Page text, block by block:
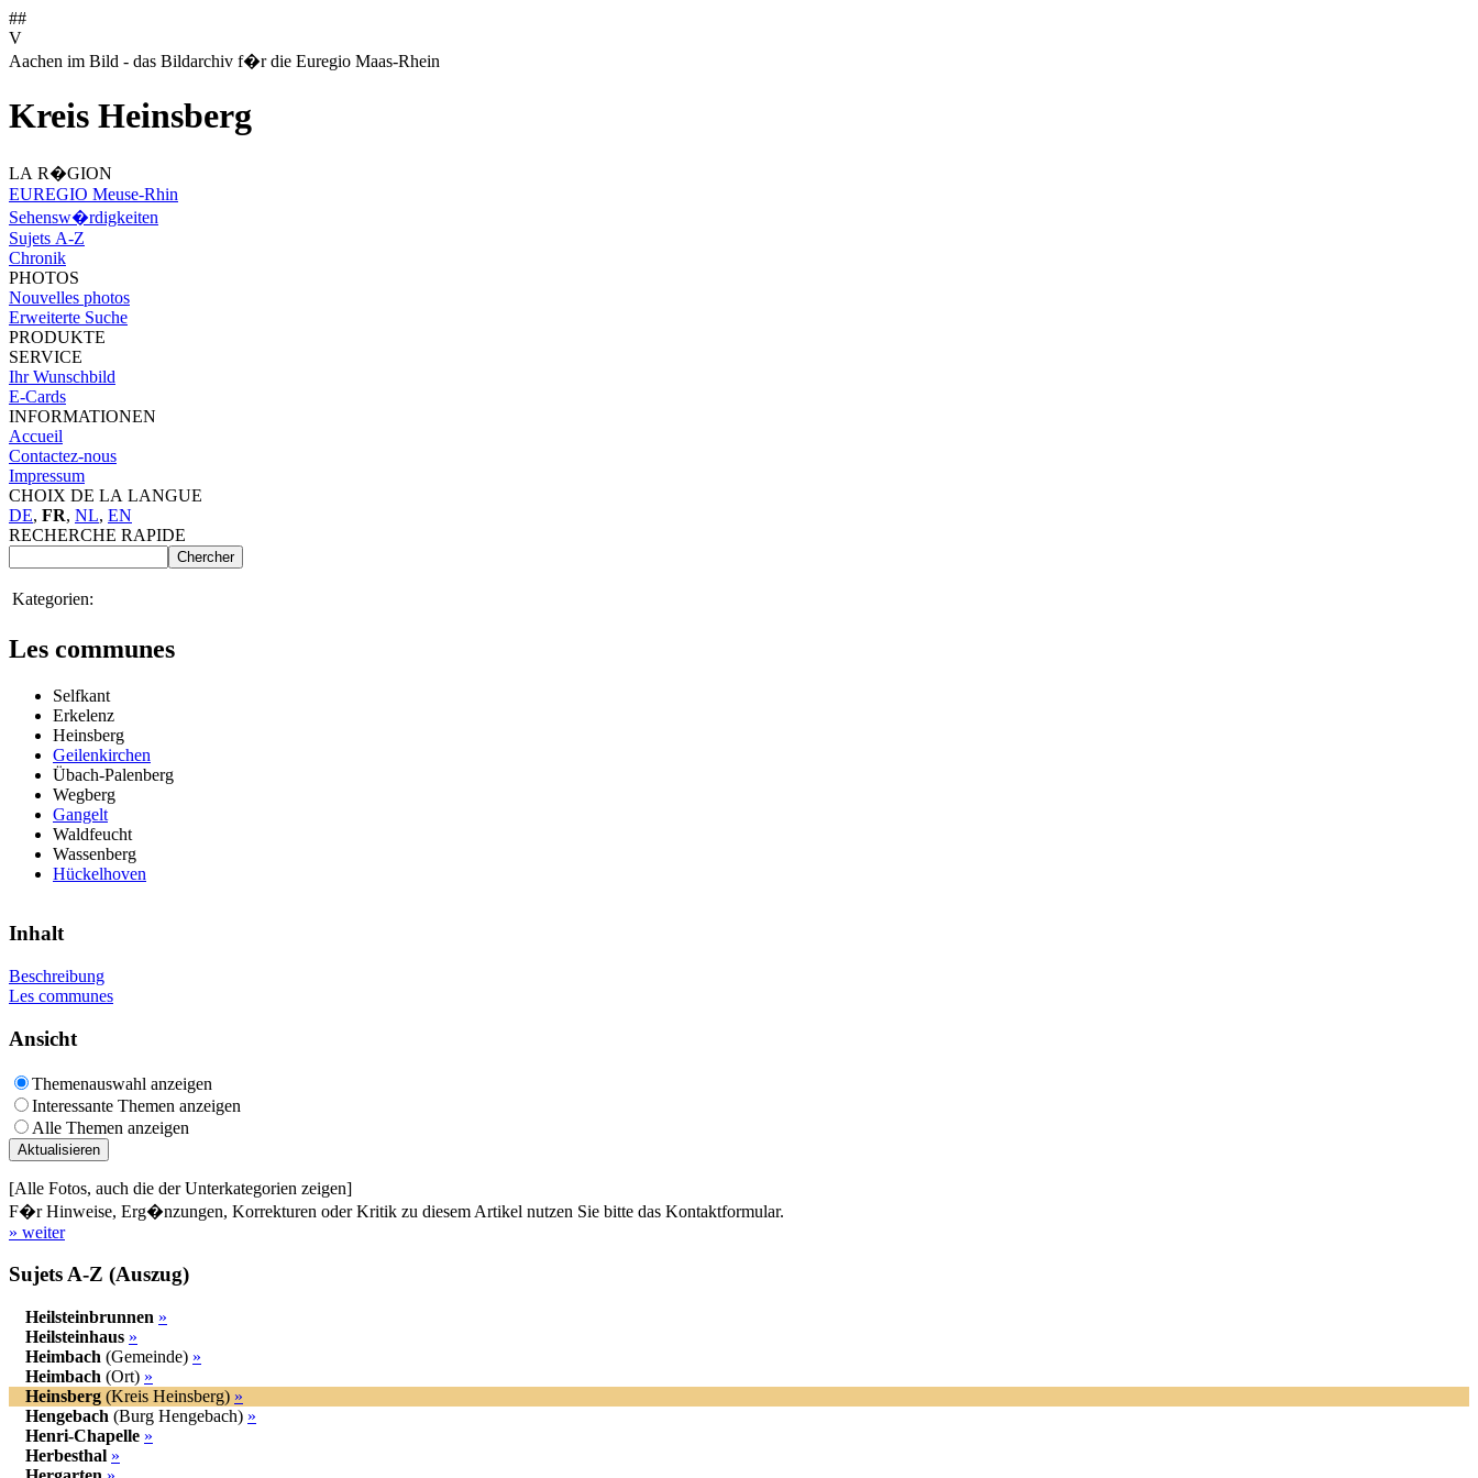
##
V
Aachen im Bild - das Bildarchiv f�r die Euregio Maas-Rhein
Kreis Heinsberg
LA R�GION
EUREGIO Meuse-Rhin
Sehensw�rdigkeiten
Sujets A-Z
Chronik
PHOTOS
Nouvelles photos
Erweiterte Suche
PRODUKTE
SERVICE
Ihr Wunschbild
E-Cards
INFORMATIONEN
Accueil
Contactez-nous
Impressum
CHOIX DE LA LANGUE
DE, FR, NL, EN
RECHERCHE RAPIDE
Kategorien:
Les communes
Selfkant
Erkelenz
Heinsberg
Geilenkirchen
Übach-Palenberg
Wegberg
Gangelt
Waldfeucht
Wassenberg
Hückelhoven
Inhalt
Beschreibung
Les communes
Ansicht
Themenauswahl anzeigen
Interessante Themen anzeigen
Alle Themen anzeigen
[Alle Fotos, auch die der Unterkategorien zeigen]
F�r Hinweise, Erg�nzungen, Korrekturen oder Kritik zu diesem Artikel nutzen Sie bitte das Kontaktformular.
» weiter
Sujets A-Z (Auszug)
Heilsteinbrunnen »
Heilsteinhaus »
Heimbach (Gemeinde) »
Heimbach (Ort) »
Heinsberg (Kreis Heinsberg) »
Hengebach (Burg Hengebach) »
Henri-Chapelle »
Herbesthal »